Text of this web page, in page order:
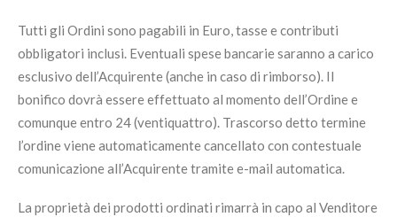
Tutti gli Ordini sono pagabili in Euro, tasse e contributi
obbligatori inclusi. Eventuali spese bancarie saranno a carico
esclusivo dell’Acquirente (anche in caso di rimborso). Il
bonifico dovrà essere effettuato al momento dell’Ordine e
comunque entro 24 (ventiquattro). Trascorso detto termine
l’ordine viene automaticamente cancellato con contestuale
comunicazione all’Acquirente tramite e-mail automatica.
La proprietà dei prodotti ordinati rimarrà in capo al Venditore